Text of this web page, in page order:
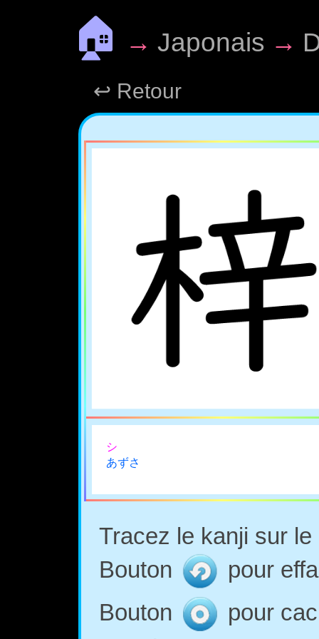
🏠 → Japonais →
↩ Retour
シ
あずさ
Tracez le kanji sur
Bouton
pour
Bouton
pour